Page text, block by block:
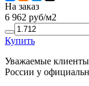
На заказ
6 962 руб/м2
Купить
Уважаемые
России у